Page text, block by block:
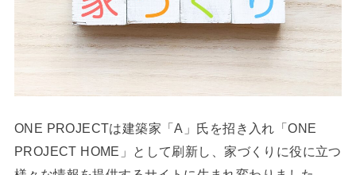
ONE PROJECTは建築家「A」氏を招き入れ「ONE
PROJECT HOME」として刷新し、家づくりに役に立つ